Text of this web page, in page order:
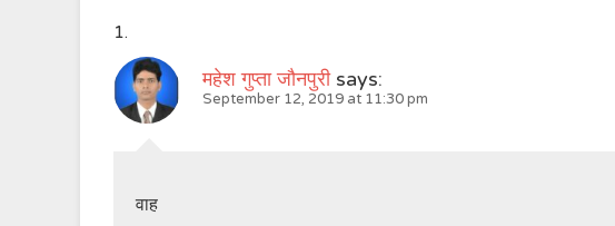
महेश गुप्ता जौनपुरी says:
September 12, 2019 at 11:30 pm
वाह